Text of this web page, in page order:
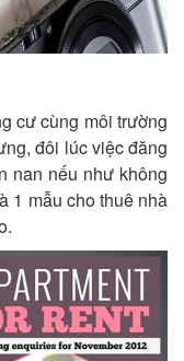
cư cùng môi trường
đôi lúc việc đăng
nan nếu như không
1 mẫu cho thuê nhà